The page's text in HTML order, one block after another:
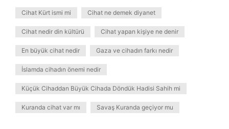
Cihat Kürt ismi mi Cihat ne demek diyanet
Cihat nedir din kültürü Cihat yapan kişiye ne denir
En büyük cihat nedir Gaza ve cihadın farkı nedir
İslamda cihadın önemi nedir
Küçük Cihaddan Büyük Cihada Döndük Hadisi Sahih mi
Kuranda cihat var mı Savaş Kuranda geçiyor mu